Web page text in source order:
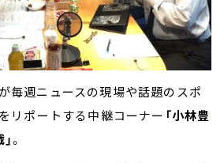
が毎週ニュースの現場や話題のスポ
リポートする中継コーナー 「小林豊
。